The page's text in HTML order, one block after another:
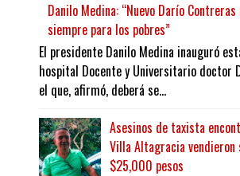
Danilo Medina: “Nuevo Darío
siempre para los pobres”
El presidente Danilo Medina inauguró
hospital Docente y Universitario doctor
el que, afirmó, deberá se...
Asesinos de taxista
Villa Altagracia vendieron
$25,000 pesos